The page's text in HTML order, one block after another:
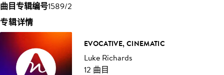
曲目专辑编号1589/2
专辑详情
EVOCATIVE, CINEMATIC
Luke Richards
12 曲目